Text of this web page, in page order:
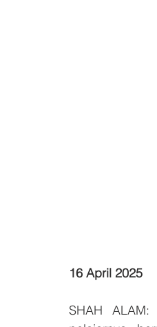
16 April 2025
SHAH